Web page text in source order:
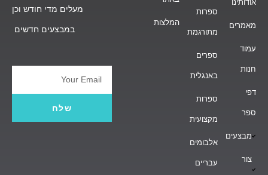
אודותינו
מאמרים
עמוד
חנות
דפי
ספר
מבצעים
צור
ספרות
מתורגמת
ספרים
באנגלית
ספרות
מקצועית
אלבומים
עבריים
המלצות
מעלים מדי חודש וכן
במבצעים חדשים
Email
שלח